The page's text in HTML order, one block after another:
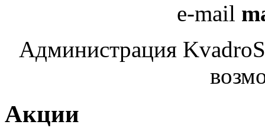
e-mail
Администрация
Акции